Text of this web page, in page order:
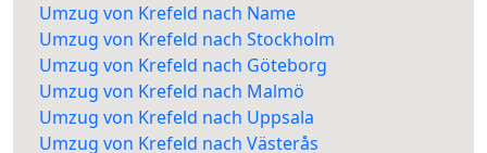
Umzug von Krefeld nach Name
Umzug von Krefeld nach Stockholm
Umzug von Krefeld nach Göteborg
Umzug von Krefeld nach Malmö
Umzug von Krefeld nach Uppsala
Umzug von Krefeld nach Västerås